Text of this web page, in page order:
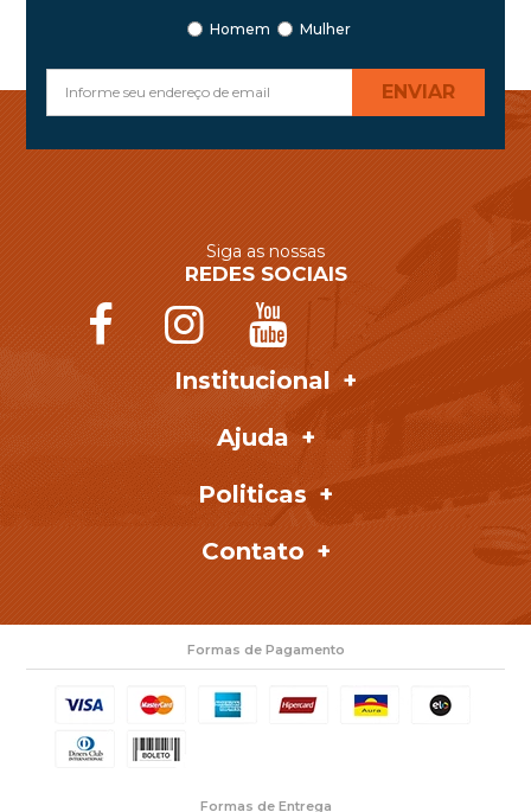
Homem Mulher
ENVIAR
Siga as nossas
REDES SOCIAIS
Institucional
Ajuda
Politicas
Contato
Formas de Pagamento
Formas de Entrega